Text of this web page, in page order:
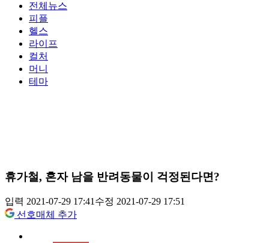
전체뉴스
피플
헬스
라이프
컬처
머니
테마
휴가철, 혼자 남을 반려동물이 걱정된다면?
입력 2021-07-29 17:41수정 2021-07-29 17:51
선호매체 추가